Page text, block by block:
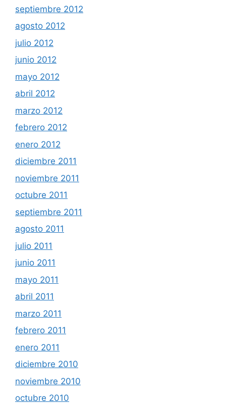
septiembre 2012
agosto 2012
julio 2012
junio 2012
mayo 2012
abril 2012
marzo 2012
febrero 2012
enero 2012
diciembre 2011
noviembre 2011
octubre 2011
septiembre 2011
agosto 2011
julio 2011
junio 2011
mayo 2011
abril 2011
marzo 2011
febrero 2011
enero 2011
diciembre 2010
noviembre 2010
octubre 2010